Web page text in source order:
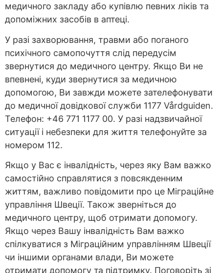
медичного закладу або купівлю певних ліків та
допоміжних засобів в аптеці.
У разі захворювання, травми або поганого
психічного самопочуття слід передусім
звернутися до медичного центру. Якщо Ви не
впевнені, куди звернутися за медичною
допомогою, Ви завжди можете зателефонувати
до медичної довідкової служби 1177 Vårdguiden.
Телефон: +46 771 1177 00. У разі надзвичайної
ситуації і небезпеки для життя телефонуйте за
номером 112.
Якщо у Вас є інвалідність, через яку Вам важко
самостійно справлятися з повсякденним
життям, важливо повідомити про це Міграційне
управління Швеції. Також зверніться до
медичного центру, щоб отримати допомогу.
Якщо через Вашу інвалідність Вам важко
спілкуватися з Міграційним управлінням Швеції
чи іншими органами влади, Ви можете
отримати допомогу та підтримку. Поговоріть зі